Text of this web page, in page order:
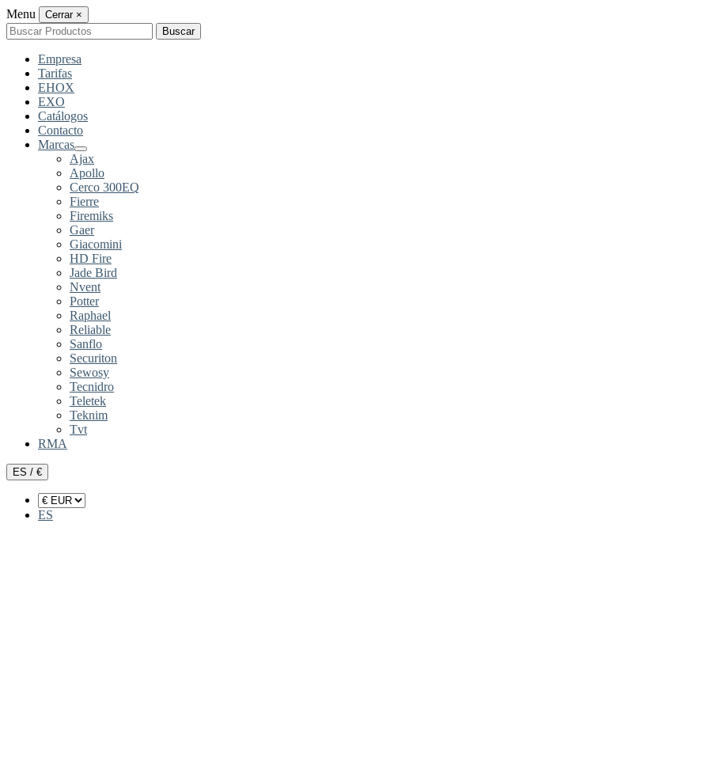
Menu Cerrar ×
Buscar
por:
Buscar
Empresa
Tarifas
EHOX
EXO
Catálogos
Contacto
Marcas
Ajax
Apollo
Cerco 300EQ
Fierre
Firemiks
Gaer
Giacomini
HD Fire
Jade Bird
Nvent
Potter
Raphael
Reliable
Sanflo
Securiton
Sewosy
Tecnidro
Teletek
Teknim
Tvt
RMA
ES / €
ES